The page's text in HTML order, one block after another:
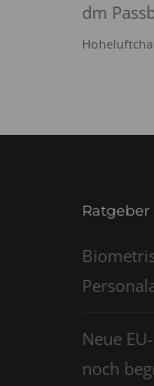
dm
Ratgeber
Neue
noch